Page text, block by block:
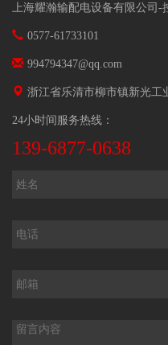
上海耀瀚输配电设备有限公司-
0577-61733101
994794347@qq.com
浙江省乐清市柳市镇新光工
24小时间服务热线：
139-6877-0638